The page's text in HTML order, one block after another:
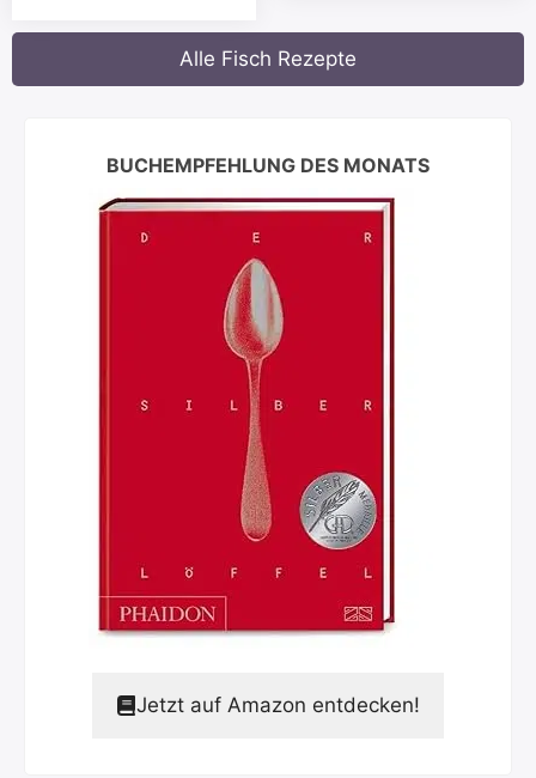
Alle Fisch Rezepte
BUCHEMPFEHLUNG DES MONATS
Jetzt auf Amazon entdecken!